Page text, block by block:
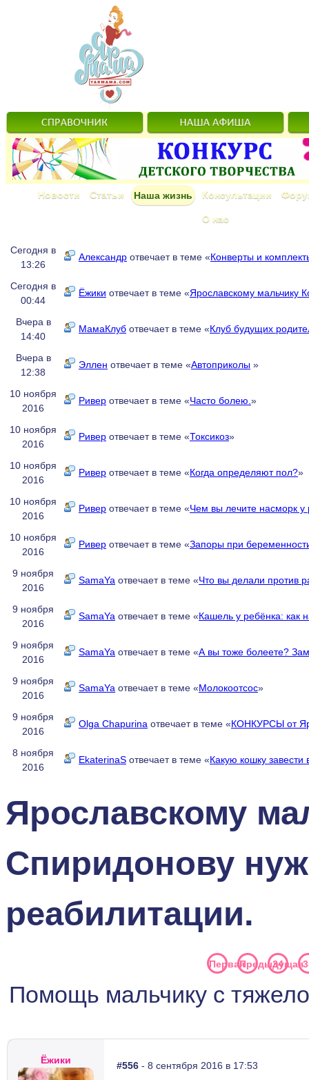
Новости Статьи Наша жизнь Консультации
О нас
Сегодня в
13:26
Александр отвечает в теме «Конверты и
Сегодня в
00:44
Ёжики отвечает в теме «Ярославскому мальчику
Вчера в
14:40
МамаКлуб отвечает в теме «Клуб будущих
Вчера в
12:38
Эллен отвечает в теме «Автоприколы »
10 ноября
2016
Ривер отвечает в теме «Часто болею. »
10 ноября
2016
Ривер отвечает в теме «Токсикоз»
10 ноября
2016
Ривер отвечает в теме «Когда определяют пол?»
10 ноября
2016
Ривер отвечает в теме «Чем вы лечите насморк у
10 ноября
2016
Ривер отвечает в теме «Запоры при
9 ноября
2016
SamaYa отвечает в теме «Что вы делали против
9 ноября
2016
SamaYa отвечает в теме «Кашель у ребёнка: как
9 ноября
2016
SamaYa отвечает в теме «А вы тоже болеете?
9 ноября
2016
SamaYa отвечает в теме «Молокоотсос»
9 ноября
2016
Olga Chapurina отвечает в теме «КОНКУРСЫ от
8 ноября
2016
EkaterinaS отвечает в теме «Какую кошку завести
Ярославскому
Спиридонову
реабилитации.
ПерваяПредыдущая
34
Помощь мальчику с
Ёжики #556 - 8 сентября 2016 в 17:53